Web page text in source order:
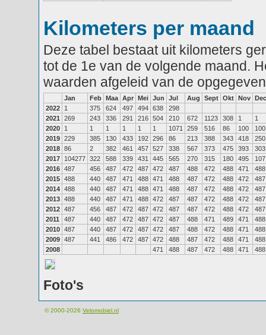
Kilometers per maand
Deze tabel bestaat uit kilometers
tot de 1e van de volgende maand.
waarden afgeleid van de
Jan Feb Maa Apr Mei Jun Jul Aug Sept Okt Nov Dec
2022
1 375 624 497 494 638
298
2021
269 243 336 291 216 504 210 672 1123 308 1
1
2020
1 1 1 1 1 1 1071 259 516 86 100
100
2019 229 385 130 433 192 296 86 213 388 343 418
250
2018 86 2 382 461 457 527 338 567 373 475 393
303
2017
104277 322 588 339 431 445 565 270 315 180 495
107
2016 487 456 487 472 487 472 487 488 472 488 471
488
2015 488 440 487 471 488 471 488 487 472 488 472
487
2014 488 440 487 471 488 471 488 487 472 488 472
487
2013 488 440 487 471 488 472 487 487 472 488 472
487
2012 487 456 487 472 487 472 487 487 472 488 472
487
2011
487 440 487 472 487 472 487 488 471 489 471
488
2010 487 440 487 472 487 472 487 488 472 488 471
488
2009 487 441 486 472 487 472 488 487 472 488 471
488
2008
471 488 487 472 488 471 488
Foto's
© 2000-2026 Velomobiel.nl